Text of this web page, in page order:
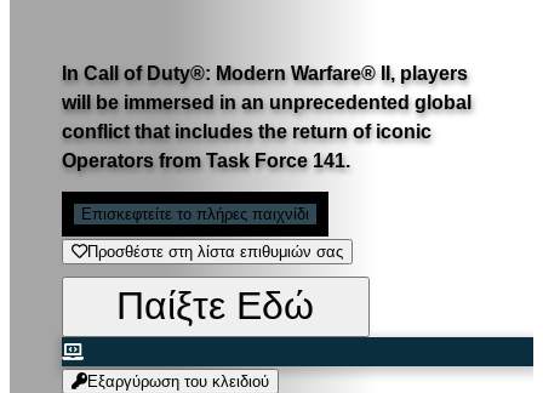
In Call of Duty®: Modern Warfare® II, players
will be immersed in an unprecedented global
conflict that includes the return of iconic
Operators from Task Force 141.
Eπισκεφτείτε το πλήρες παιχνίδι
Προσθέστε στη λίστα επιθυμιών σας
Παίξτε Εδώ
Εξαργύρωση του κλειδιού